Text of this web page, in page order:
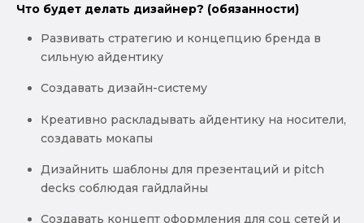
Что будет делать дизайнер? (обязанности)
Развивать стратегию и концепцию бренда в
сильную айдентику
Создавать дизайн-систему
Креативно раскладывать айдентику на носители,
создавать мокапы
Дизайнить шаблоны для презентаций и pitch
decks соблюдая гайдлайны
Создавать концепт оформления для соц сетей и